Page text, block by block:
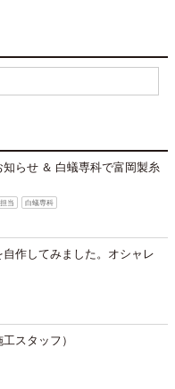
らせ ＆ 白蟻専科で富岡製糸
当 白蟻専科
作してみました。オシャレ
スタッフ）